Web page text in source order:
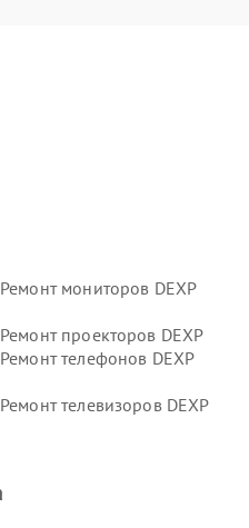
Ремонт мониторов DEXP
Ремонт проекторов DEXP
Ремонт телефонов DEXP
Ремонт телевизоров DEXP
Ремонт мини пк DEXP